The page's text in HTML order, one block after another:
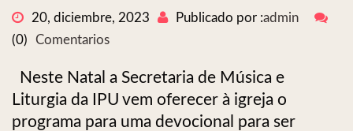
20, diciembre, 2023 Publicado por :admin
(0)
Comentarios
Neste Natal a Secretaria de Música e
Liturgia da IPU vem oferecer à igreja o
programa para uma devocional para ser